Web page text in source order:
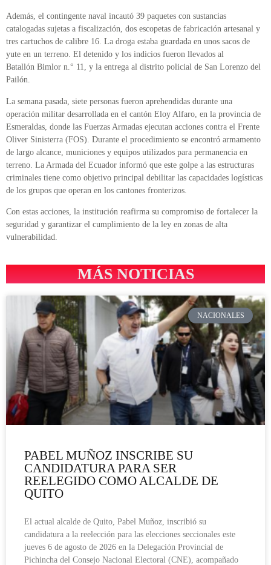
Además, el contingente naval incautó 39 paquetes con sustancias
catalogadas sujetas a fiscalización, dos escopetas de fabricación artesanal y
tres cartuchos de calibre 16. La droga estaba guardada en unos sacos de
yute en un terreno. El detenido y los indicios fueron llevados al
Batallón Bimlor n.° 11, y la entrega al distrito policial de San Lorenzo del
Pailón.
La semana pasada, siete personas fueron aprehendidas durante una
operación militar desarrollada en el cantón Eloy Alfaro, en la provincia de
Esmeraldas, donde las Fuerzas Armadas ejecutan acciones contra el Frente
Oliver Sinisterra (FOS). Durante el procedimiento se encontró armamento
de largo alcance, municiones y equipos utilizados para permanencia en
terreno. La Armada del Ecuador informó que este golpe a las estructuras
criminales tiene como objetivo principal debilitar las capacidades logísticas
de los grupos que operan en los cantones fronterizos.
Con estas acciones, la institución reafirma su compromiso de fortalecer la
seguridad y garantizar el cumplimiento de la ley en zonas de alta
vulnerabilidad.
MÁS NOTICIAS
NACIONALES
PABEL MUÑOZ INSCRIBE SU
CANDIDATURA PARA SER
REELEGIDO COMO ALCALDE DE
QUITO
El actual alcalde de Quito, Pabel Muñoz, inscribió su
candidatura a la reelección para las elecciones seccionales este
jueves 6 de agosto de 2026 en la Delegación Provincial de
Pichincha del Consejo Nacional Electoral (CNE), acompañado